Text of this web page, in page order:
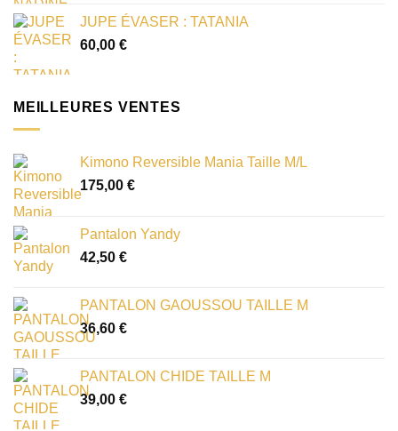
JUPE ÉVASER : TATANIA
60,00 €
MEILLEURES VENTES
Kimono Reversible Mania Taille M/L
175,00 €
Pantalon Yandy
42,50 €
PANTALON GAOUSSOU TAILLE M
36,60 €
PANTALON CHIDE TAILLE M
39,00 €